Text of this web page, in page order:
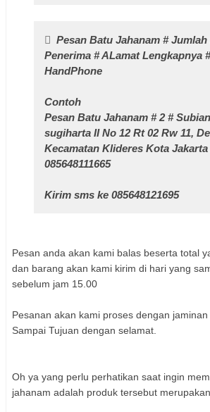
Pesan Batu Jahanam # Jumlah
Penerima # ALamat Lengkapnya
HandPhone
Contoh
Pesan Batu Jahanam # 2 #
sugiharta II No 12 Rt 02 Rw 11,
Kecamatan Klideres Kota
085648111665
Kirim sms ke 085648121695
Pesan anda akan kami balas beserta total
dan barang akan kami kirim di hari yang
sebelum jam 15.00
Pesanan akan kami proses dengan jaminan
Sampai Tujuan dengan selamat.
Oh ya yang perlu perhatikan saat ingin
jahanam adalah produk tersebut